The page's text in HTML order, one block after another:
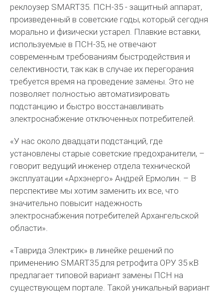
реклоузер SMART35. ПСН-35 - защитный аппарат,
произведенный в советские годы, который сегодня
морально и физически устарел. Плавкие вставки,
используемые в ПСН-35, не отвечают
современным требованиям быстродействия и
селективности, так как в случае их перегорания
требуется время на проведение замены. Это не
позволяет полностью автоматизировать
подстанцию и быстро восстанавливать
электроснабжение отключенных потребителей.
«У нас около двадцати подстанций, где
установлены старые советские предохранители, –
говорит ведущий инженер отдела технической
эксплуатации «Архэнерго» Андрей Ермолин. – В
перспективе мы хотим заменить их все, что
значительно повысит надежность
электроснабжения потребителей Архангельской
области».
«Таврида Электрик» в линейке решений по
применению SMART35 для ретрофита ОРУ 35 кВ
предлагает типовой вариант замены ПСН на
существующем портале. Такой уникальный вариант